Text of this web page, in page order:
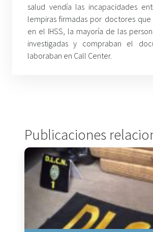
salud vendía las incapacidades
lempirasfirmadas por doctores
en el IHSS, la mayoría de las
investigadas y compraban el
laboraban en Call Center.
Publicaciones